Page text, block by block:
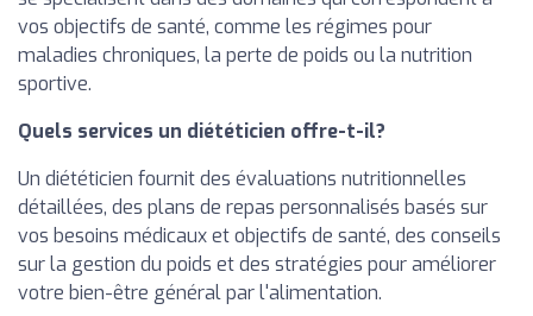
vos objectifs de santé, comme les régimes pour
maladies chroniques, la perte de poids ou la nutrition
sportive.
Quels services un diététicien offre-t-il?
Un diététicien fournit des évaluations nutritionnelles
détaillées, des plans de repas personnalisés basés sur
vos besoins médicaux et objectifs de santé, des conseils
sur la gestion du poids et des stratégies pour améliorer
votre bien-être général par l'alimentation.